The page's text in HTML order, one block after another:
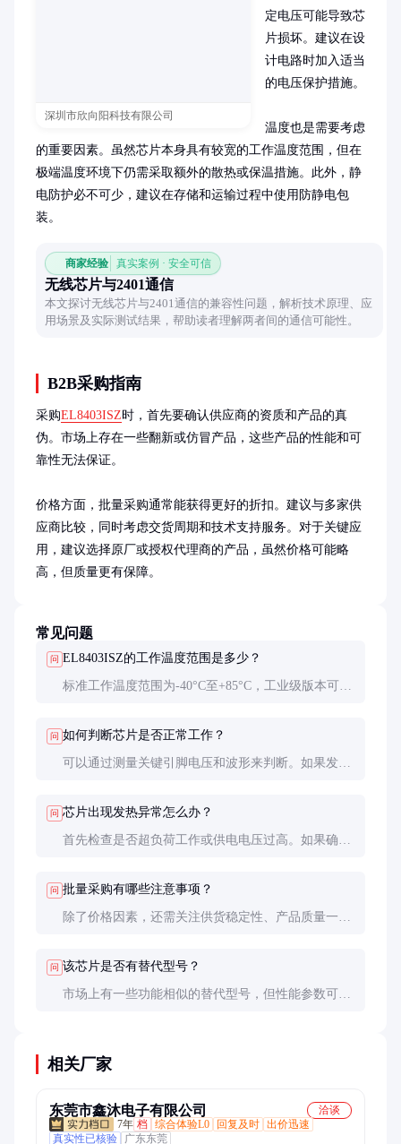
深圳市欣向阳科技有限公司
定电压可能导致芯
片损坏。建议在设
计电路时加入适当
的电压保护措施。
温度也是需要考虑
的重要因素。虽然芯片本身具有较宽的工作温度范围，但在
极端温度环境下仍需采取额外的散热或保温措施。此外，静
电防护必不可少，建议在存储和运输过程中使用防静电包
装。
商家经验 真实案例 · 安全可信
无线芯片与2401通信
本文探讨无线芯片与2401通信的兼容性问题，解析技术原理、应
用场景及实际测试结果，帮助读者理解两者间的通信可能性。
B2B采购指南
采购EL8403ISZ时，首先要确认供应商的资质和产品的真
伪。市场上存在一些翻新或仿冒产品，这些产品的性能和可
靠性无法保证。
价格方面，批量采购通常能获得更好的折扣。建议与多家供
应商比较，同时考虑交货周期和技术支持服务。对于关键应
用，建议选择原厂或授权代理商的产品，虽然价格可能略
高，但质量更有保障。
常见问题
问 EL8403ISZ的工作温度范围是多少？
标准工作温度范围为-40°C至+85°C，工业级版本可支
问 如何判断芯片是否正常工作？
可以通过测量关键引脚电压和波形来判断。如果发现
问 芯片出现发热异常怎么办？
首先检查是否超负荷工作或供电电压过高。如果确认
问 批量采购有哪些注意事项？
除了价格因素，还需关注供货稳定性、产品质量一致
问 该芯片是否有替代型号？
市场上有一些功能相似的替代型号，但性能参数可能
相关厂家
东莞市鑫沐电子有限公司
洽谈
7年 档 综合体验L0 回复及时 出价迅速
真实性已核验
广东东莞